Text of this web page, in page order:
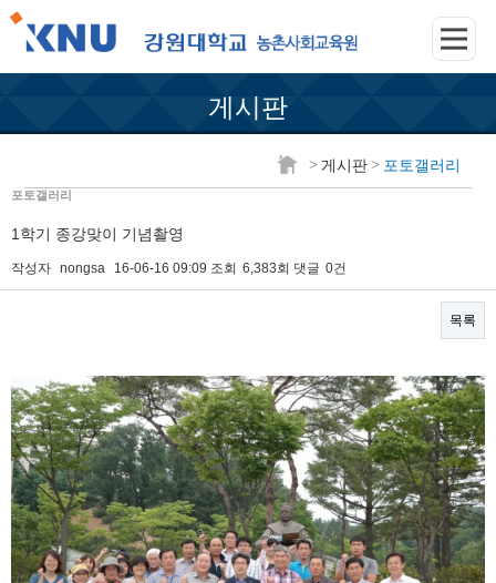
게시판
> 게시판 > 포토갤러리
포토갤러리
1학기 종강맞이 기념촬영
작성자 nongsa 16-06-16 09:09 조회 6,383회 댓글 0건
목록